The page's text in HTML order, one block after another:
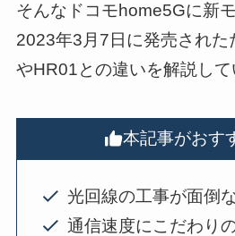
そんなドコモhome5Gに新
2023年3月7日に発売された
やHR01との違いを解説して
本記事がおす
光回線の工事が面倒
通信速度にこだわり